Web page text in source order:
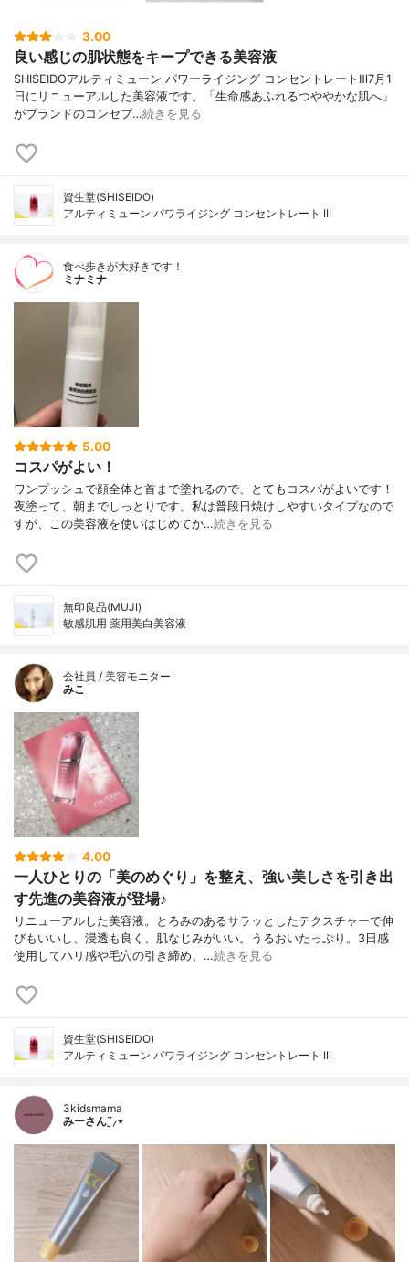
3.00
良い感じの肌状態をキープできる美容液
SHISEIDOアルティミューン パワーライジング コンセントレートⅢ7月1
日にリニューアルした美容液です。「生命感あふれるつややかな肌へ」
がブランドのコンセプ…続きを見る
資生堂(SHISEIDO)
アルティミューン パワライジング コンセントレート III
食べ歩きが大好きです！
ミナミナ
5.00
コスパがよい！
ワンプッシュで顔全体と首まで塗れるので、とてもコスパがよいです！
夜塗って、朝までしっとりです。私は普段日焼けしやすいタイプなので
すが、この美容液を使いはじめてか…続きを見る
無印良品(MUJI)
敏感肌用 薬用美白美容液
会社員 / 美容モニター
みこ
4.00
一人ひとりの「美のめぐり」を整え、強い美しさを引き出
す先進の美容液が登場♪
リニューアルした美容液。とろみのあるサラッとしたテクスチャーで伸
びもいいし、浸透も良く、肌なじみがいい。うるおいたっぷり。3日感
使用してハリ感や毛穴の引き締め、…続きを見る
資生堂(SHISEIDO)
アルティミューン パワライジング コンセントレート III
3kidsmama
みーさん¨̮⸝⋆